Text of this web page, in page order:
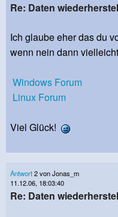
Re: Daten
Ich glaube eher das du
wenn nein dann
Windows Forum
Linux Forum
Viel Glück!
Antwort2 von Jonas_m
11.12.06, 18:03:40
Re: Daten